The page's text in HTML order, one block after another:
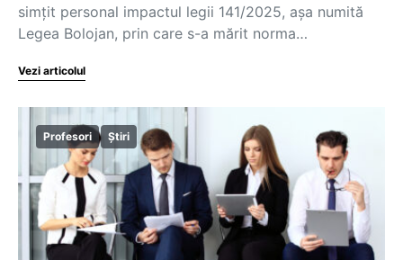
simțit personal impactul legii 141/2025, așa numită
Legea Bolojan, prin care s-a mărit norma…
Vezi articolul
Profesori Știri